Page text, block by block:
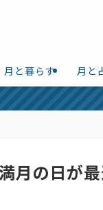
月と暮らす 月と
月の日が